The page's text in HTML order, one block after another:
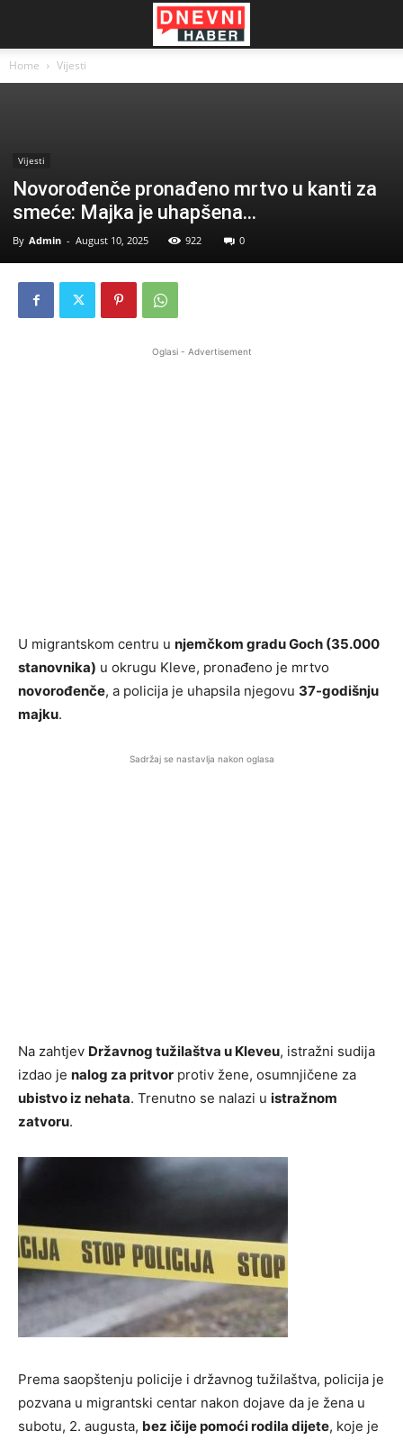
Home Vijesti
Vijesti
Novorođenče pronađeno mrtvo u kanti za
smeće: Majka je uhapšena…
By Admin - August 10, 2025 922 0
Oglasi - Advertisement
U migrantskom centru u njemčkom gradu Goch (35.000
stanovnika) u okrugu Kleve, pronađeno je mrtvo
novorođenče, a policija je uhapsila njegovu 37-godišnju
majku.
Sadržaj se nastavlja nakon oglasa
Na zahtjev Državnog tužilaštva u Kleveu, istražni sudija
izdao je nalog za pritvor protiv žene, osumnjičene za
ubistvo iz nehata. Trenutno se nalazi u istražnom
zatvoru.
Prema saopštenju policije i državnog tužilaštva, policija je
pozvana u migrantski centar nakon dojave da je žena u
subotu, 2. augusta, bez ičije pomoći rodila dijete, koje je